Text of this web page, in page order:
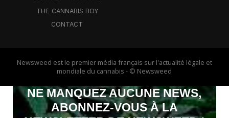
THE CANNABIS BOY
CONTACT
Newsweed est le premier média français sur l'actualité légale et
mondiale du cannabis - © Newsweed
NE MANQUEZ AUCUNE NEWS,
ABONNEZ-VOUS À LA